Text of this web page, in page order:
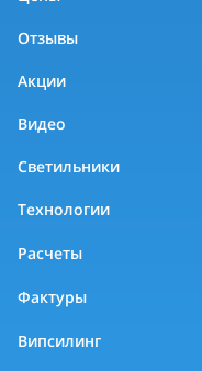
Отзывы
Акции
Видео
Светильники
Технологии
Расчеты
Фактуры
Випсилинг